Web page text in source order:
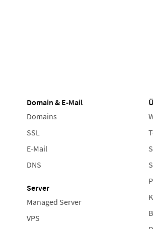
Domain & E-Mail
Domains
SSL
E-Mail
DNS
Server
Managed Server
VPS